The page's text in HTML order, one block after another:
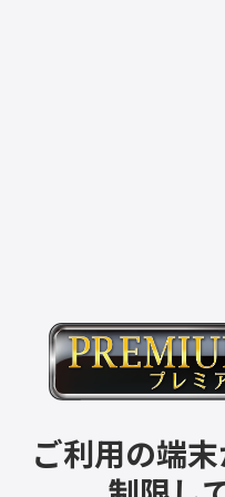
ご利用の端